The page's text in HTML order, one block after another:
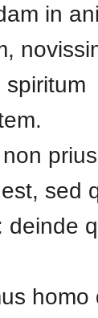
in
spiritum
sed
deinde
homo